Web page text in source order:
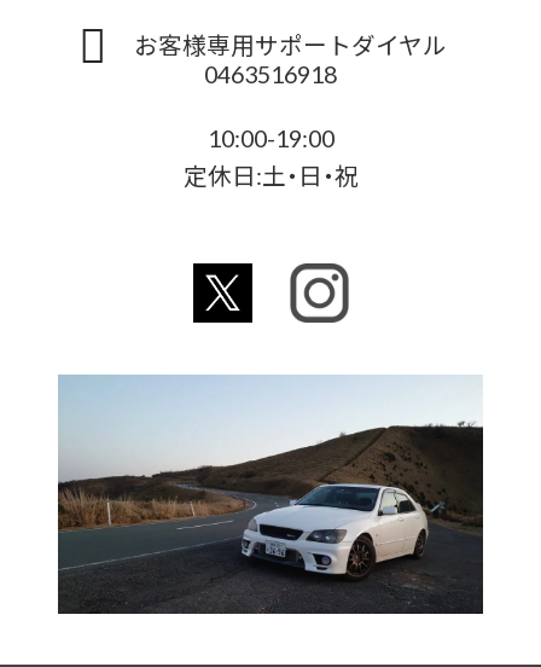
お客様専用サポートダイヤル
0463516918
10:00-19:00
定休日:土・日・祝